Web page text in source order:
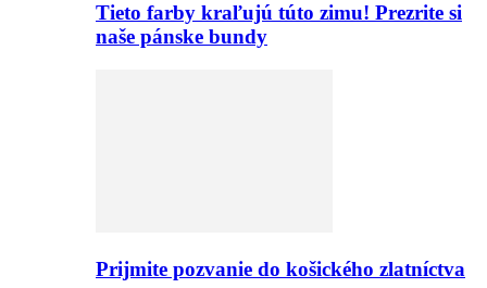
Tieto farby kraľujú túto zimu! Prezrite si
naše pánske bundy
Prijmite pozvanie do košického zlatníctva